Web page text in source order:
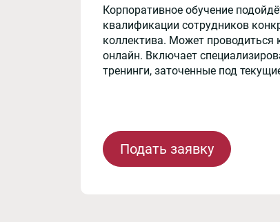
Корпоративное обучение
квалификации сотрудников
коллектива. Может проводиться
онлайн. Включает
тренинги, заточенные под
Подать заявку